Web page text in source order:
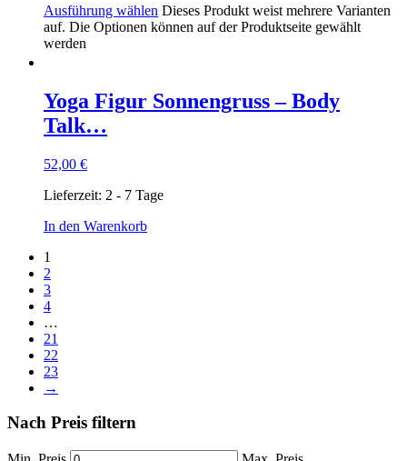
Ausführung wählen Dieses Produkt weist mehrere Varianten
auf. Die Optionen können auf der Produktseite gewählt
werden
Yoga Figur Sonnengruss – Body
Talk…
52,00 €
Lieferzeit: 2 - 7 Tage
In den Warenkorb
1
2
3
4
…
21
22
23
→
Nach Preis filtern